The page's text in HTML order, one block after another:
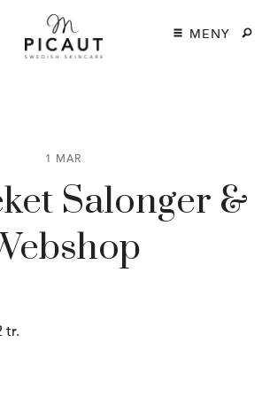
MENY
1 MAR
Salonger &
tr.